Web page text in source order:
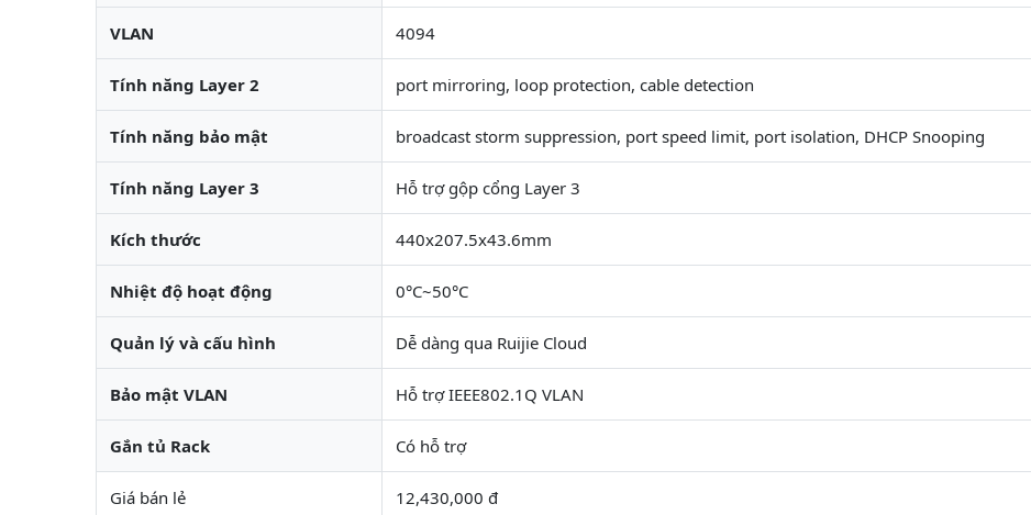
VLAN 4094
Tính năng Layer 2 port mirroring, loop protection, cable detection
Tính năng bảo mật broadcast storm suppression, port speed limit, port isolation, DHCP Snooping
Tính năng Layer 3 Hỗ trợ gộp cổng Layer 3
Kích thước 440x207.5x43.6mm
Nhiệt độ hoạt động 0°C~50°C
Quản lý và cấu hình Dễ dàng qua Ruijie Cloud
Bảo mật VLAN Hỗ trợ IEEE802.1Q VLAN
Gắn tủ Rack Có hỗ trợ
Giá bán lẻ 12,430,000 đ